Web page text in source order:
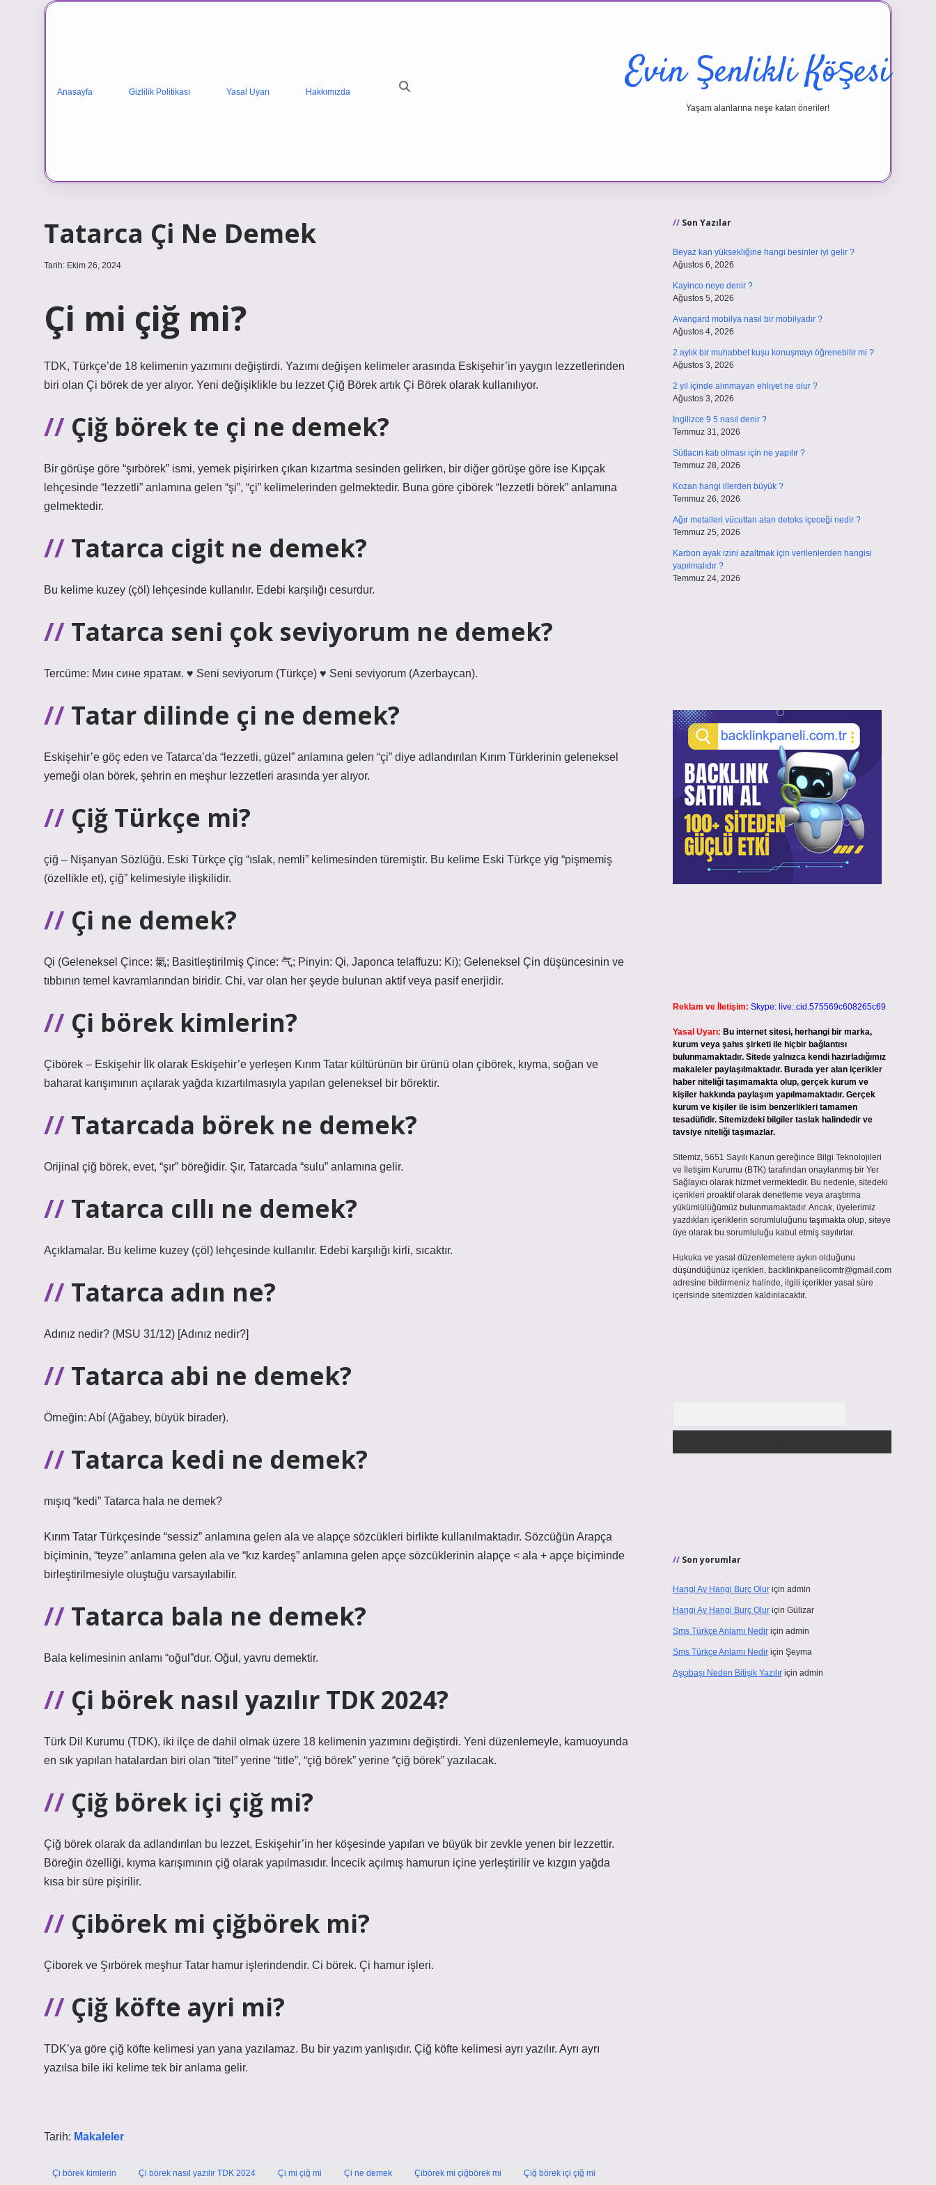
Anasayfa Gizlilik Politikası Yasal Uyarı Hakkımızda Evin Şenlikli Köşesi
Yaşam alanlarına neşe katan öneriler!
Tatarca Çi Ne Demek
Tarih: Ekim 26, 2024
Çi mi çiğ mi?
TDK, Türkçe’de 18 kelimenin yazımını değiştirdi. Yazımı değişen kelimeler arasında Eskişehir’in yaygın lezzetlerinden
biri olan Çi börek de yer alıyor. Yeni değişiklikle bu lezzet Çiğ Börek artık Çi Börek olarak kullanılıyor.
Çiğ börek te çi ne demek?
Bir görüşe göre “şırbörek” ismi, yemek pişirirken çıkan kızartma sesinden gelirken, bir diğer görüşe göre ise Kıpçak
lehçesinde “lezzetli” anlamına gelen “şi”, “çi” kelimelerinden gelmektedir. Buna göre çibörek “lezzetli börek” anlamına
gelmektedir.
Tatarca cigit ne demek?
Bu kelime kuzey (çöl) lehçesinde kullanılır. Edebi karşılığı cesurdur.
Tatarca seni çok seviyorum ne demek?
Tercüme: Мин сине яратам. ♥ Seni seviyorum (Türkçe) ♥ Seni seviyorum (Azerbaycan).
Tatar dilinde çi ne demek?
Eskişehir’e göç eden ve Tatarca’da “lezzetli, güzel” anlamına gelen “çi” diye adlandırılan Kırım Türklerinin geleneksel
yemeği olan börek, şehrin en meşhur lezzetleri arasında yer alıyor.
Çiğ Türkçe mi?
çiğ – Nişanyan Sözlüğü. Eski Türkçe çīg “ıslak, nemli” kelimesinden türemiştir. Bu kelime Eski Türkçe yīg “pişmemiş
(özellikle et), çiğ” kelimesiyle ilişkilidir.
Çi ne demek?
Qi (Geleneksel Çince: 氣; Basitleştirilmiş Çince: 气; Pinyin: Qi, Japonca telaffuzu: Ki); Geleneksel Çin düşüncesinin ve
tıbbının temel kavramlarından biridir. Chi, var olan her şeyde bulunan aktif veya pasif enerjidir.
Çi börek kimlerin?
Çibörek – Eskişehir İlk olarak Eskişehir’e yerleşen Kırım Tatar kültürünün bir ürünü olan çibörek, kıyma, soğan ve
baharat karışımının açılarak yağda kızartılmasıyla yapılan geleneksel bir börektir.
Tatarcada börek ne demek?
Orijinal çiğ börek, evet, “şır” böreğidir. Şır, Tatarcada “sulu” anlamına gelir.
Tatarca cıllı ne demek?
Açıklamalar. Bu kelime kuzey (çöl) lehçesinde kullanılır. Edebi karşılığı kirli, sıcaktır.
Tatarca adın ne?
Adınız nedir? (MSU 31/12) [Adınız nedir?]
Tatarca abi ne demek?
Örneğin: Abí (Ağabey, büyük birader).
Tatarca kedi ne demek?
mışıq “kedi” Tatarca hala ne demek?
Kırım Tatar Türkçesinde “sessiz” anlamına gelen ala ve alapçe sözcükleri birlikte kullanılmaktadır. Sözcüğün Arapça
biçiminin, “teyze” anlamına gelen ala ve “kız kardeş” anlamına gelen apçe sözcüklerinin alapçe < ala + apçe biçiminde
birleştirilmesiyle oluştuğu varsayılabilir.
Tatarca bala ne demek?
Bala kelimesinin anlamı “oğul”dur. Oğul, yavru demektir.
Çi börek nasıl yazılır TDK 2024?
Türk Dil Kurumu (TDK), iki ilçe de dahil olmak üzere 18 kelimenin yazımını değiştirdi. Yeni düzenlemeyle, kamuoyunda
en sık yapılan hatalardan biri olan “titel” yerine “title”, “çiğ börek” yerine “çiğ börek” yazılacak.
Çiğ börek içi çiğ mi?
Çiğ börek olarak da adlandırılan bu lezzet, Eskişehir’in her köşesinde yapılan ve büyük bir zevkle yenen bir lezzettir.
Böreğin özelliği, kıyma karışımının çiğ olarak yapılmasıdır. İncecik açılmış hamurun içine yerleştirilir ve kızgın yağda
kısa bir süre pişirilir.
Çibörek mi çiğbörek mi?
Çiborek ve Şırbörek meşhur Tatar hamur işlerindendir. Ci börek. Çi hamur işleri.
Çiğ köfte ayri mi?
TDK’ya göre çiğ köfte kelimesi yan yana yazılamaz. Bu bir yazım yanlışıdır. Çiğ köfte kelimesi ayrı yazılır. Ayrı ayrı
yazılsa bile iki kelime tek bir anlama gelir.
Tarih: Makaleler
Çi börek kimlerin Çi börek nasıl yazılır TDK 2024 Çi mi çiğ mi Çi ne demek Çibörek mi çiğbörek mi Çiğ börek içi çiğ mi
Son Yazılar
Beyaz kan yüksekliğine hangi besinler iyi gelir ?
Ağustos 6, 2026
Kayinco neye denir ?
Ağustos 5, 2026
Avangard mobilya nasıl bir mobilyadır ?
Ağustos 4, 2026
2 aylık bir muhabbet kuşu konuşmayı öğrenebilir mi ?
Ağustos 3, 2026
2 yıl içinde alınmayan ehliyet ne olur ?
Ağustos 3, 2026
İngilizce 9 5 nasıl denir ?
Temmuz 31, 2026
Sütlacın katı olması için ne yapılır ?
Temmuz 28, 2026
Kozan hangi illerden büyük ?
Temmuz 26, 2026
Ağır metalleri vücuttan atan detoks içeceği nedir ?
Temmuz 25, 2026
Karbon ayak izini azaltmak için verilenlerden hangisi
yapılmalıdır ?
Temmuz 24, 2026
Reklam ve İletişim: Skype: live:.cid.575569c608265c69
Yasal Uyarı: Bu internet sitesi, herhangi bir marka,
kurum veya şahıs şirketi ile hiçbir bağlantısı
bulunmamaktadır. Sitede yalnızca kendi hazırladığımız
makaleler paylaşılmaktadır. Burada yer alan içerikler
haber niteliği taşımamakta olup, gerçek kurum ve
kişiler hakkında paylaşım yapılmamaktadır. Gerçek
kurum ve kişiler ile isim benzerlikleri tamamen
tesadüfidir. Sitemizdeki bilgiler taslak halindedir ve
tavsiye niteliği taşımazlar.
Sitemiz, 5651 Sayılı Kanun gereğince Bilgi Teknolojileri
ve İletişim Kurumu (BTK) tarafından onaylanmış bir Yer
Sağlayıcı olarak hizmet vermektedir. Bu nedenle, sitedeki
içerikleri proaktif olarak denetleme veya araştırma
yükümlülüğümüz bulunmamaktadır. Ancak, üyelerimiz
yazdıkları içeriklerin sorumluluğunu taşımakta olup, siteye
üye olarak bu sorumluluğu kabul etmiş sayılırlar.
Hukuka ve yasal düzenlemelere aykırı olduğunu
düşündüğünüz içerikleri, backlinkpanelicomtr@gmail.com
adresine bildirmeniz halinde, ilgili içerikler yasal süre
içerisinde sitemizden kaldırılacaktır.
Son yorumlar
Hangi Ay Hangi Burç Oluriçin admin
Hangi Ay Hangi Burç Oluriçin Gülizar
Sms Türkçe Anlamı Nediriçin admin
Sms Türkçe Anlamı Nediriçin Şeyma
Aşçıbaşı Neden Bitişik Yazılıriçin admin